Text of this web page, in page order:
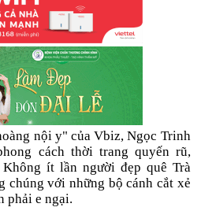
nội y" của Vbiz, Ngọc Trinh
cách thời trang quyến rũ,
ít lần người đẹp quê Trà
chúng với những bộ cánh cắt xẻ
phải e ngại.